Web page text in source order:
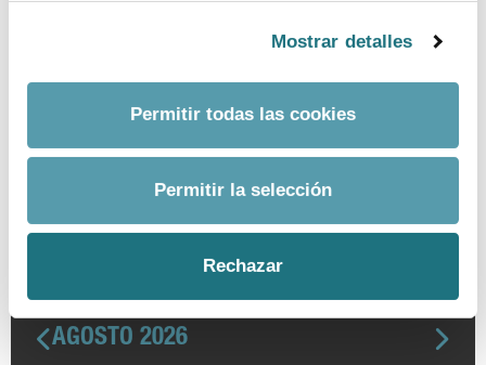
Mostrar detalles
Permitir todas las cookies
Permitir la selección
Rechazar
AGOSTO 2026